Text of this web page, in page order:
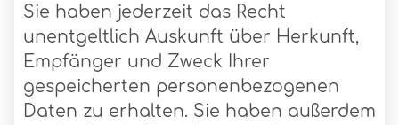
Sie haben jederzeit das Recht
unentgeltlich Auskunft über Herkunft,
Empfänger und Zweck Ihrer
gespeicherten personenbezogenen
Daten zu erhalten. Sie haben außerdem